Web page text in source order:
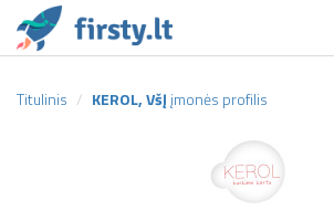
Titulinis KEROL, VšĮ įmonės profilis